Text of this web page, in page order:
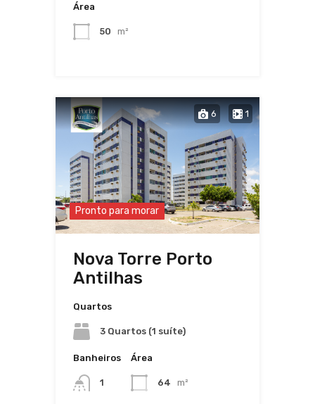
Área
50 m²
6 1
Pronto para morar
Nova Torre Porto
Antilhas
Quartos
3 Quartos (1 suíte)
Banheiros
1
Área
64 m²